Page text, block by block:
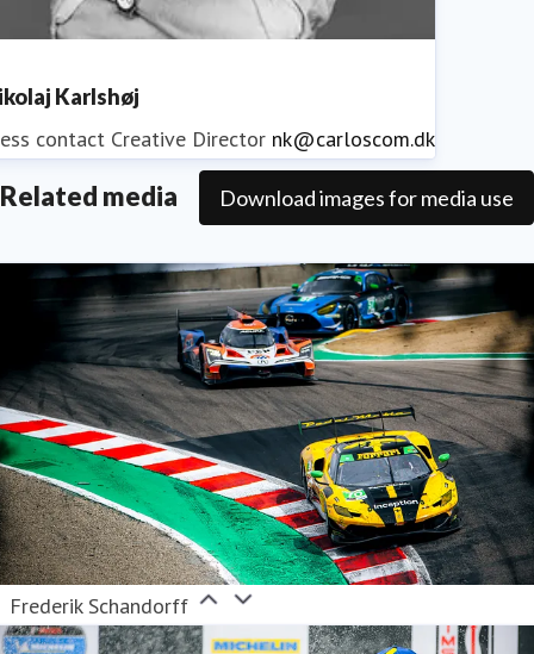
Karlshøj
contact Creative Director nk@carloscom.dk
Related media Download images for media use
Frederik Schandorff